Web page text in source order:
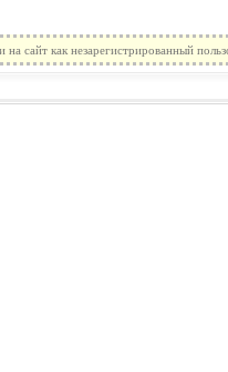
сайт как незарегистрированный